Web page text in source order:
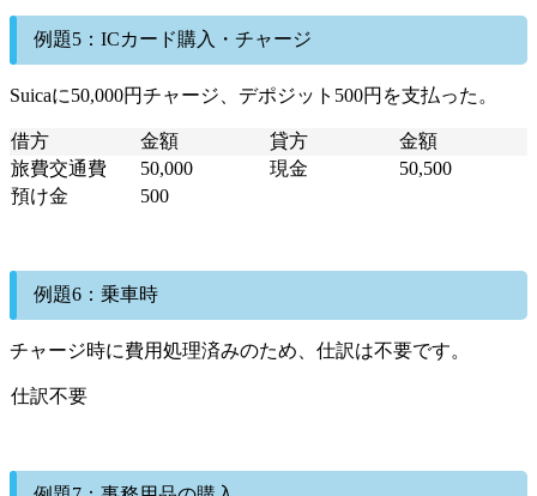
例題5：ICカード購入・チャージ
Suicaに50,000円チャージ、デポジット500円を支払った。
借方 金額 貸方
金額
旅費交通費
50,000 現金
50,500
預け金
500
例題6：乗車時
チャージ時に費用処理済みのため、仕訳は不要です。
仕訳不要